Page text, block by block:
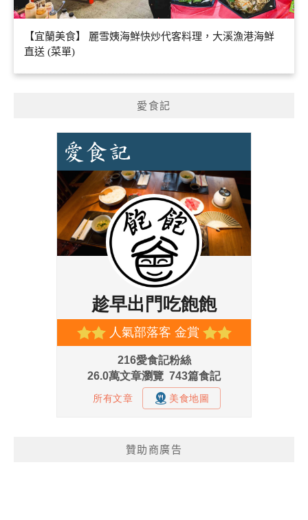
【宜蘭美食】 麗雪姨海鮮快炒代客料理，大溪漁港海鮮
直送 (菜單)
愛食記
贊助商廣告